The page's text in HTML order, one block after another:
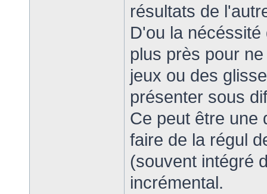
résultats de
D'ou la
plus près pour
jeux ou des
présenter sous
Ce peut être une
faire de la régul
(souvent intégré
incrémental.